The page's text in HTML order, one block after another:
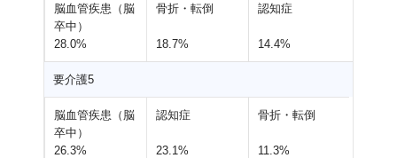
脳血管疾患（脳
卒中）
28.0%
骨折・転倒
18.7%
認知症
14.4%
要介護5
脳血管疾患（脳
卒中）
26.3%
認知症
23.1%
骨折・転倒
11.3%